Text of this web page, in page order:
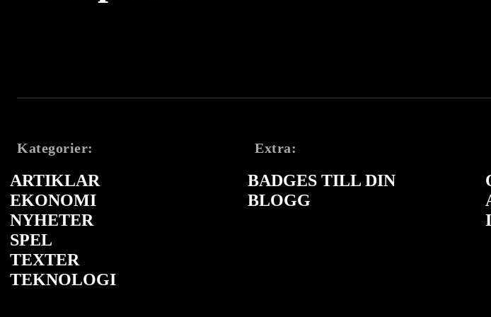
Kategorier:
ARTIKLAR
EKONOMI
NYHETER
SPEL
TEXTER
TEKNOLOGI
Extra:
BADGES TILL DIN
BLOGG